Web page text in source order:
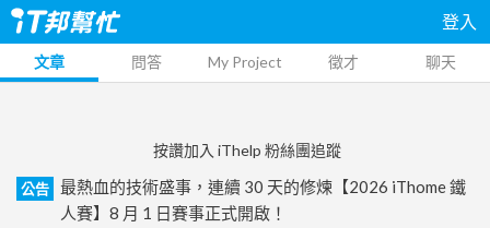
登入
文章 問答 My Project 徵才 聊天
按讚加入 iThelp 粉絲團追蹤
公告
最熱血的技術盛事，連續 30 天的修煉【2026 iThome 鐵
人賽】8 月 1 日賽事正式開啟！